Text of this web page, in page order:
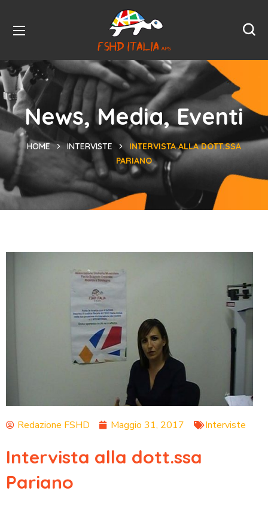
News, Media, Eventi
HOME INTERVISTE
INTERVISTA ALLA DOTT.SSA
PARIANO
Redazione FSHD Maggio 31, 2017 Interviste
Intervista alla dott.ssa
Pariano